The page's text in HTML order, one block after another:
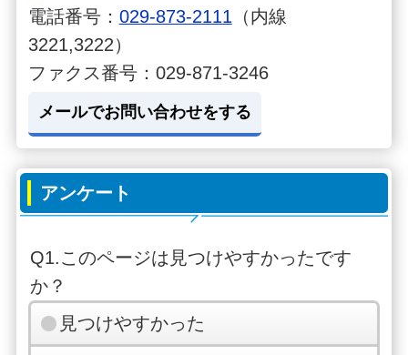
電話番号： 029-873-2111（内線
3221,3222）
ファクス番号：029-871-3246
メールでお問い合わせをする
アンケート
Q1.このページは見つけやすかったです
か？
見つけやすかった